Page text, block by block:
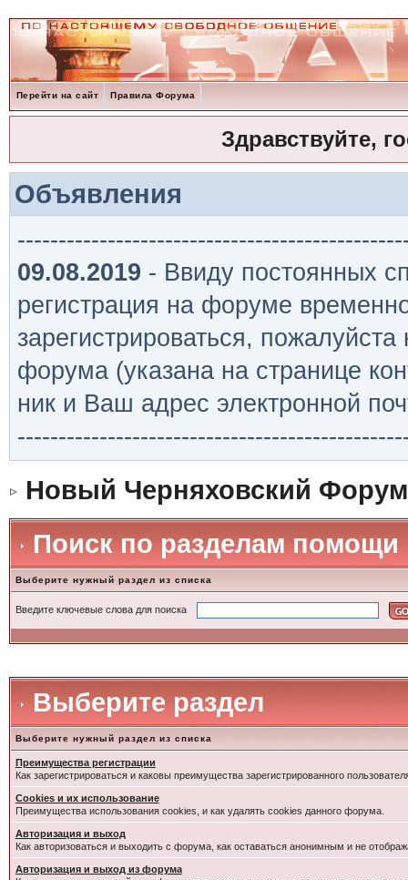
Перейти на сайт Правила Форума
Здравствуйте,
Объявления
09.08.2019 - Ввиду постоянных
регистрация на форуме
зарегистрироваться,
форума (указана на странице
ник и Ваш адрес электронной
Новый Черняховский Форум
Поиск по разделам помощи
Выберите нужный раздел из списка
Введите ключевые слова для поиска
Выберите раздел
Выберите нужный раздел из списка
Преимущества регистрации
Как зарегистрироваться и каковы преимущества зарегистрированного
Cookies и их использование
Преимущества использования cookies, и как удалять cookies данного форума.
Авторизация и выход
Как авторизоваться и выходить с форума, как оставаться анонимным и не
Авторизация и выход из форума